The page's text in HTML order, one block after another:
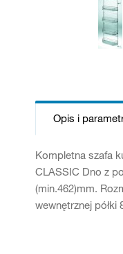
Opis i
Kompletna szafa
CLASSIC Dno z
(min.462)mm.
wewnętrznej półki